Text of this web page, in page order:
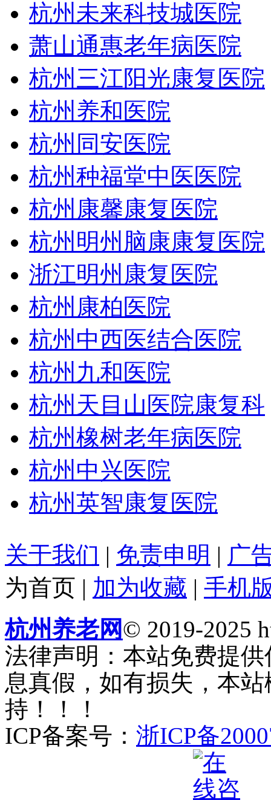
杭州未来科技城医院
萧山通惠老年病医院
杭州三江阳光康复医院
杭州养和医院
杭州同安医院
杭州种福堂中医医院
杭州康馨康复医院
杭州明州脑康康复医院
浙江明州康复医院
杭州康柏医院
杭州中西医结合医院
杭州九和医院
杭州天目山医院康复科
杭州橡树老年病医院
杭州中兴医院
杭州英智康复医院
关于我们 | 免责申明 | 广
为首页 | 加为收藏 | 手机
杭州养老网© 2019-2025
法律声明：本站免费提
息真假，如有损失，本
持！！！
ICP备案号： 浙ICP备